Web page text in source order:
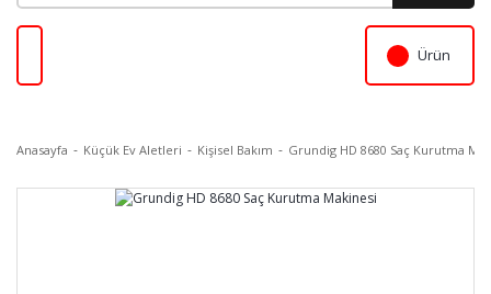
Ürün
Anasayfa Küçük Ev Aletleri Kişisel Bakım Grundig HD 8680 Saç Kurutma